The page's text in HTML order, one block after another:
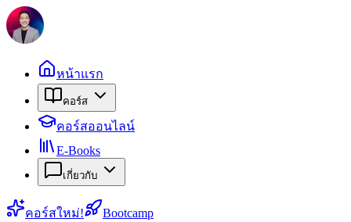
หน้าแรก
คอร์ส
คอร์สออนไลน์
E-Books
เกี่ยวกับ
คอร์สใหม่! Bootcamp